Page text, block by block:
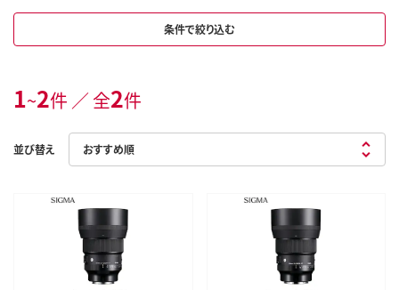
条件で絞り込む
1~2件 ／ 全2件
並び替え